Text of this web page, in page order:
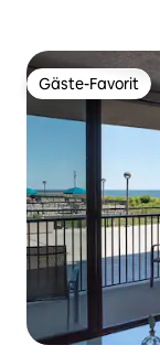
Gäste-Favorit
Gäste-Favorit